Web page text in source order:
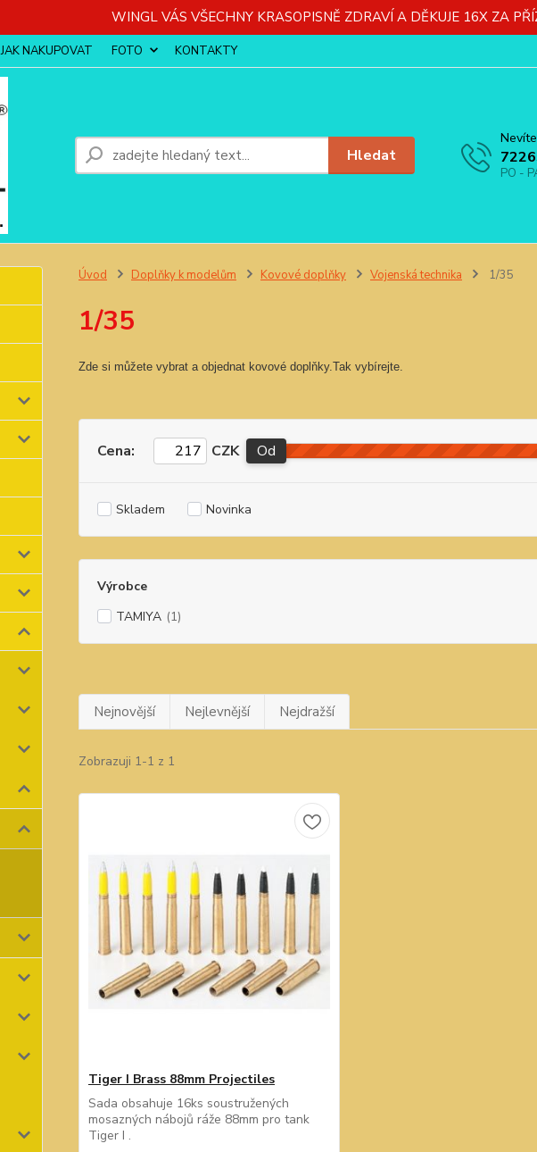
WINGL VÁS VŠECHNY KRASOPISNĚ ZDRAVÍ A DĚKUJE 16X ZA
JAK NAKUPOVAT FOTO KONTAKTY
Hledat
PO -
Úvod Doplňky k modelům Kovové doplňky Vojenská technika 1/35
1/35
Zde si můžete vybrat a objednat kovové doplňky.Tak vybírejte.
Cena: CZK Od
Skladem Novinka
Výrobce
TAMIYA (1)
Nejnovější Nejlevnější Nejdražší
Zobrazuji 1-1 z 1
Tiger I Brass 88mm Projectiles
Sada obsahuje 16ks soustružených
mosazných nábojů ráže 88mm pro tank
Tiger I .